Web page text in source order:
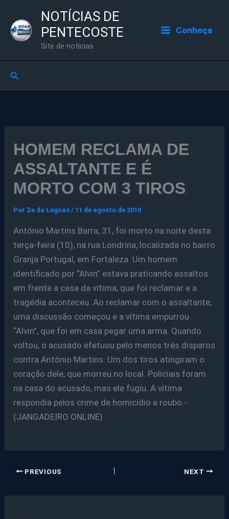
para
NOTÍCIAS DE
PENTECOSTE
Site de notícias
Conheça
Pesquisar
HOMEM RECLAMA DE
ASSALTANTE E É
MORTO COM 3 TIROS
Por Ze da Legnas/ 11 de agosto de 2010
Antônio Martins Barra, 31, foi morto na noite desta
terça-feira (10), na rua Londrina, localizada no bairro
Granja Portugal, em Fortaleza. Um homem
identificado por “Alvin” estava praticando assaltos
em frente a casa da vítima, que foi reclamar e a
tragédia aconteceu. Ao reclamar com o assaltante,
uma discussão começou e a vítima empurrou
“Alvin”, que foi em casa pegar uma arma. Quando
voltou, o acusado efetuou pelo menos três disparos
contra Antônio Martins. Um dos tiros atingiram o
coração dele, que morreu no local. Policiais foram
na casa do acusado, mas ele fugiu. A vítima
respondia pelos crime de homicídio e roubo.-
(JANGADEIRO ONLINE)
PREVIOUS NEXT